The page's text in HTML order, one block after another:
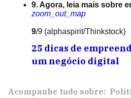
9. Agora, leia mais sobre
zoom_out_map
9/9 (alphaspirit/Thinkstock)
25 dicas de
um negócio digital
Acompanhe tudo sobre: